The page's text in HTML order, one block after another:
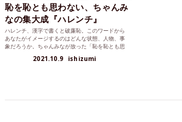
恥を恥とも思わない、ちゃんみ
なの集大成『ハレンチ』
ハレンチ、漢字で書くと破廉恥。このワードから
あなたがイメージするのはどんな状態、人物、事
象だろうか。ちゃんみなが放った「恥を恥とも思
2021.10.9 ishizumi